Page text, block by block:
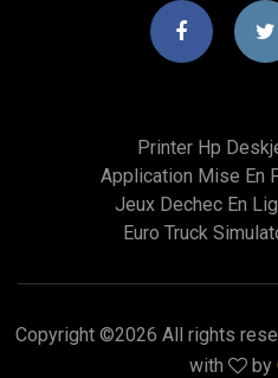
Printer Hp
Application Mise En
Jeux Dechec En
Euro Truck
Copyright ©2026 All rights
with
by